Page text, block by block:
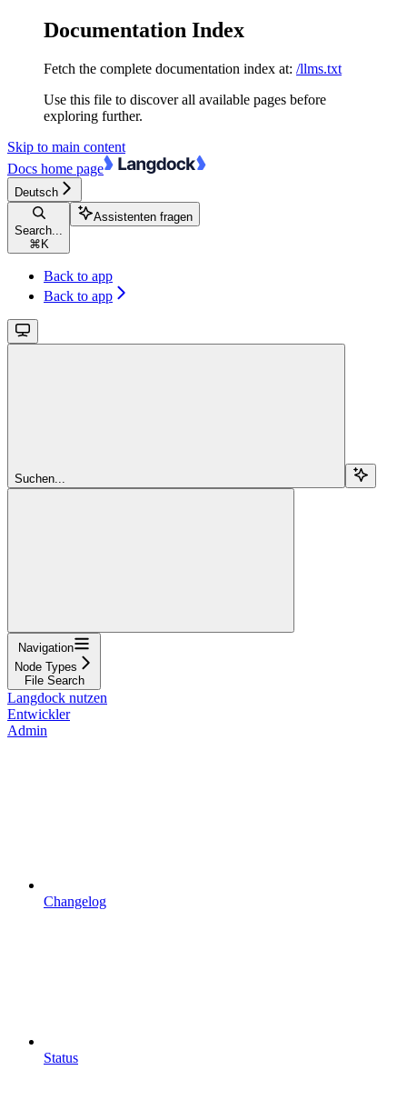
Documentation Index
Fetch the complete documentation index at: /llms.txt
Use this file to discover all available pages before
exploring further.
Skip to main content
Docs home page
Deutsch
Search...
⌘ K
Assistenten fragen
Back to app
Back to app
Suchen...
Navigation
Node Types
File Search
Langdock nutzen
Entwickler
Admin
Changelog
Status